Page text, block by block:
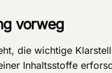
vorweg
die wichtige
Inhaltsstoffe